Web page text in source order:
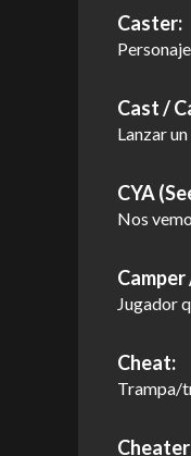
Caster:
Cast /
Lanzar
CYA
Nos
Camper
Jugador
Cheat:
Trampa/